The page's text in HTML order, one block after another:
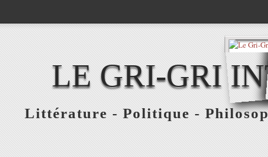
LE GRI-GRI
Littérature - Politique -